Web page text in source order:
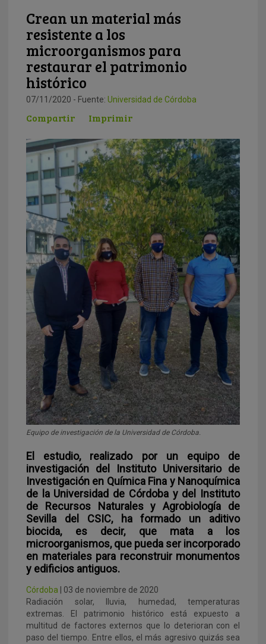
Crean un material más
resistente a los
microorganismos para
restaurar el patrimonio
histórico
07/11/2020 - Fuente: Universidad de Córdoba
Compartir Imprimir
Equipo de investigación de la Universidad de Córdoba.
El estudio, realizado por un equipo de
investigación del Instituto Universitario de
Investigación en Química Fina y Nanoquímica
de la Universidad de Córdoba y del Instituto
de Recursos Naturales y Agrobiología de
Sevilla del CSIC, ha formado un aditivo
biocida, es decir, que mata a los
microorganismos, que pueda ser incorporado
en materiales para reconstruir monumentos
y edificios antiguos.
Córdoba | 03 de noviembre de 2020
Radiación solar, lluvia, humedad, temperaturas
extremas. El patrimonio histórico está expuesto a
multitud de factores externos que lo deterioran con el
paso del tiempo. Entre ellos, el más agresivo quizás sea